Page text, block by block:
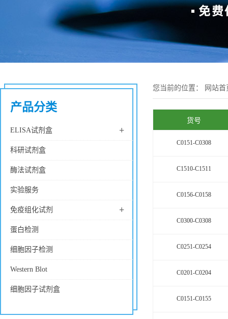
产品分类
ELISA试剂盒 +
科研试剂盒
酶法试剂盒
实验服务
免疫组化试剂 +
蛋白检测
细胞因子检测
Western Blot
细胞因子试剂盒
您当前的位置： 网站首
货号
C0151-C0308
C1510-C1511
C0156-C0158
C0300-C0308
C0251-C0254
C0201-C0204
C0151-C0155